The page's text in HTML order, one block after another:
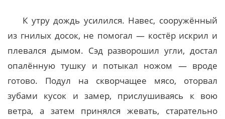
К утру дождь усилился. Навес, сооружённый
из гнилых досок, не помогал — костёр искрил и
плевался дымом. Сэд разворошил угли, достал
опалённую тушку и потыкал ножом — вроде
готово. Подул на скворчащее мясо, оторвал
зубами кусок и замер, прислушиваясь к вою
ветра, а затем принялся жевать, старательно